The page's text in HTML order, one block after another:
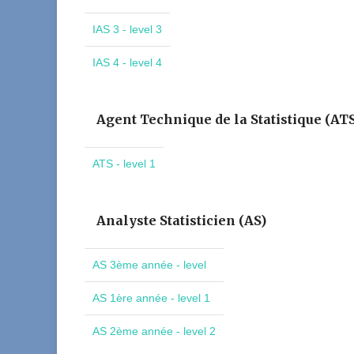
IAS 3 - level 3
IAS 4 - level 4
Agent Technique de la Statistique
ATS - level 1
Analyste Statisticien (AS)
AS 3ème année - level
AS 1ère année - level 1
AS 2ème année - level 2